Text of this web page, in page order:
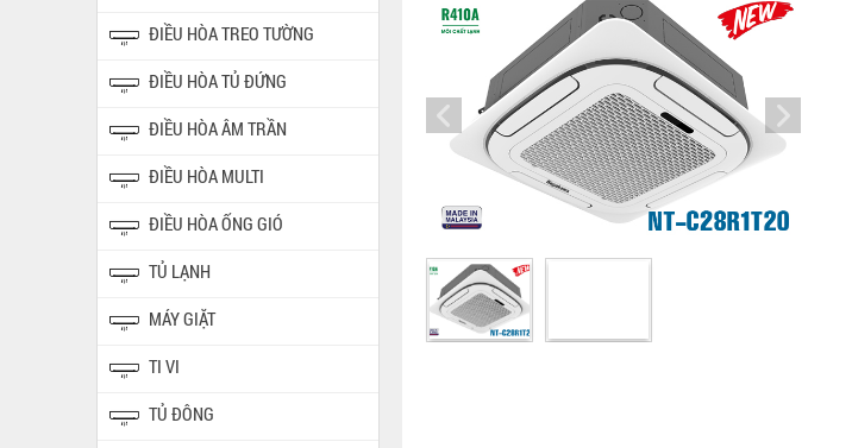
ĐIỀU HÒA TREO TƯỜNG
ĐIỀU HÒA TỦ ĐỨNG
ĐIỀU HÒA ÂM TRẦN
ĐIỀU HÒA MULTI
ĐIỀU HÒA ỐNG GIÓ
TỦ LẠNH
MÁY GIẶT
TI VI
TỦ ĐÔNG